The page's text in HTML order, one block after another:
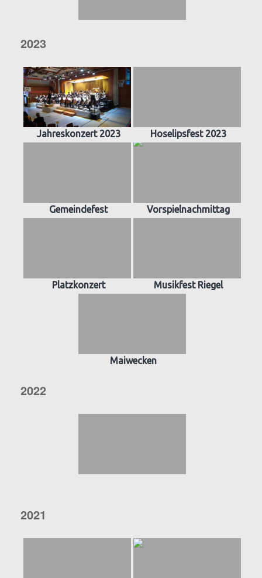
2023
Jahreskonzert 2023 Hoselipsfest 2023
Gemeindefest Vorspielnachmittag
Platzkonzert Musikfest Riegel
Maiwecken
2022
2021